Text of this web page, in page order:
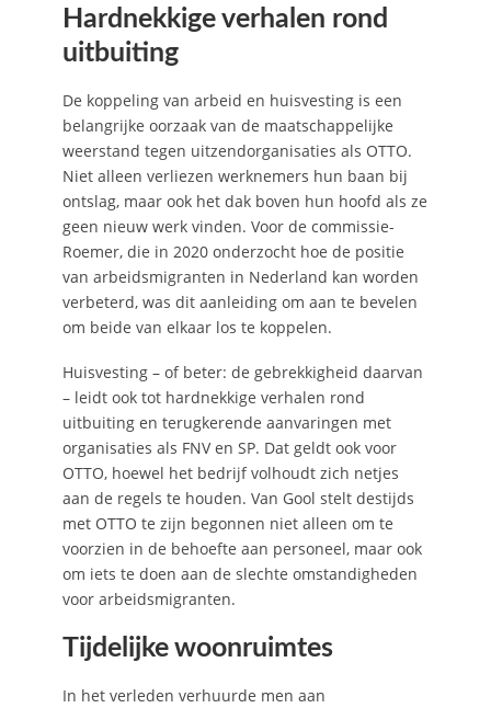
Hardnekkige verhalen rond
uitbuiting
De koppeling van arbeid en huisvesting is een
belangrijke oorzaak van de maatschappelijke
weerstand tegen uitzendorganisaties als OTTO.
Niet alleen verliezen werknemers hun baan bij
ontslag, maar ook het dak boven hun hoofd als ze
geen nieuw werk vinden. Voor de commissie-
Roemer, die in 2020 onderzocht hoe de positie
van arbeidsmigranten in Nederland kan worden
verbeterd, was dit aanleiding om aan te bevelen
om beide van elkaar los te koppelen.
Huisvesting – of beter: de gebrekkigheid daarvan
– leidt ook tot hardnekkige verhalen rond
uitbuiting en terugkerende aanvaringen met
organisaties als FNV en SP. Dat geldt ook voor
OTTO, hoewel het bedrijf volhoudt zich netjes
aan de regels te houden. Van Gool stelt destijds
met OTTO te zijn begonnen niet alleen om te
voorzien in de behoefte aan personeel, maar ook
om iets te doen aan de slechte omstandigheden
voor arbeidsmigranten.
Tijdelijke woonruimtes
In het verleden verhuurde men aan